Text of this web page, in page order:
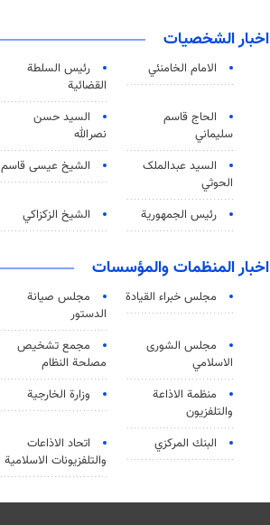
اخبار الشخصيات
الامام الخامنئي
رئیس السلطة
القضائیة
الحاج قاسم
سليماني
السيد حسن
نصرالله
السید عبدالملک
الحوثي
الشيخ عيسى قاسم
رئيس الجمهورية الشيخ الزكزاكي
اخبار المنظمات والمؤسسات
مجلس خبراء القيادة
مجلس صيانة
الدستور
مجلس الشورى
الاسلامي
مجمع تشخيص
مصلحة النظام
منظمة الاذاعة
والتلفزیون
وزارة الخارجية
البنك المركزي
اتحاد الاذاعات
والتلفزيونات الاسلامية